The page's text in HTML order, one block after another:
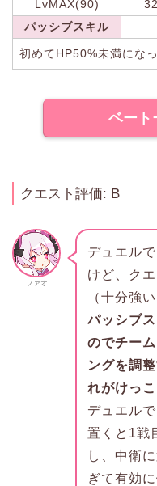
LvMAX(90)
パッシブスキル
初めてHP50%未満にな
ベート
クエスト評価: B
ファオ
デュエル
けど、ク
（十分強
パッシブ
のでチー
ングを調
れがけっこ
デュエル
置くと1戦
し、中衛
ぎて有効